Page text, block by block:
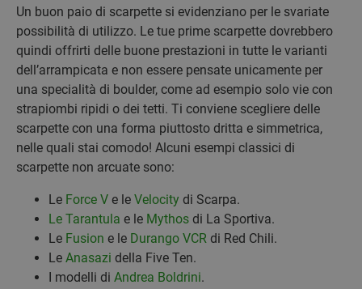
Un buon paio di scarpette si evidenziano per le svariate
possibilità di utilizzo. Le tue prime scarpette dovrebbero
quindi offrirti delle buone prestazioni in tutte le varianti
dell’arrampicata e non essere pensate unicamente per
una specialità di boulder, come ad esempio solo vie con
strapiombi ripidi o dei tetti. Ti conviene scegliere delle
scarpette con una forma piuttosto dritta e simmetrica,
nelle quali stai comodo! Alcuni esempi classici di
scarpette non arcuate sono:
Le Force V e le Velocity di Scarpa.
Le Tarantula e le Mythos di La Sportiva.
Le Fusion e le Durango VCR di Red Chili.
Le Anasazi della Five Ten.
I modelli di Andrea Boldrini.